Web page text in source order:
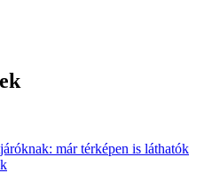
már térképen is láthatók